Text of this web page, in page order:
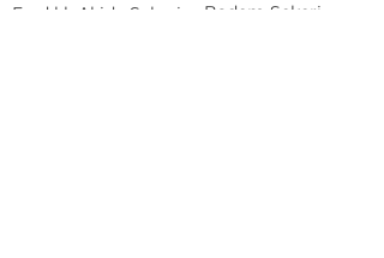
Fındıklı Akide Şekeri
Badem Şekeri